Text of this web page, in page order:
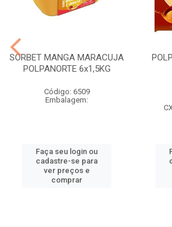
SORBET MANGA MARACUJA
POLPANORTE 6x1,5KG
Código: 6509
Embalagem:
Faça seu login ou
cadastre-se para
ver preços e
comprar